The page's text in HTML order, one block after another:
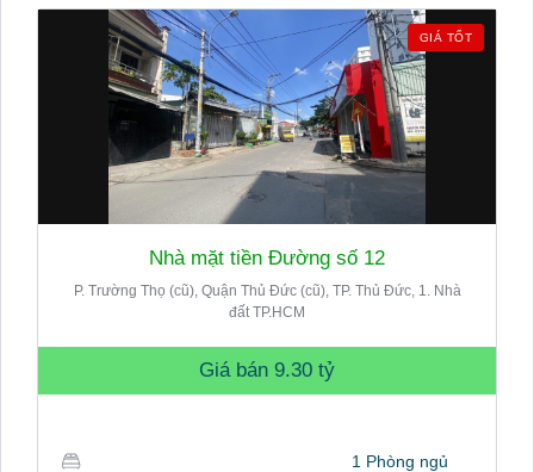
GIÁ TỐT
Nhà mặt tiền Đường số 12
P. Trường Thọ (cũ), Quận Thủ Đức (cũ), TP. Thủ Đức, 1. Nhà
đất TP.HCM
Giá bán 9.30 tỷ
1 Phòng ngủ